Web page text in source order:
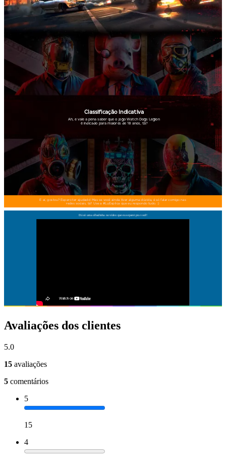
Avaliações dos clientes
5.0
15 avaliações
5 comentários
5
15
4